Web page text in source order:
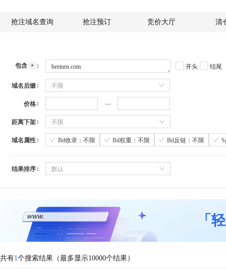
抢注域名查询 抢注预订 竞价大厅 清
包含 开头 结尾
域名后缀 不限
价格
距离下架 不限
域名属性 Bd收录：不限 Bd权重：不限 Bd反链：不限
结果排序 默认
「
共有1个搜索结果（最多显示10000个结果）